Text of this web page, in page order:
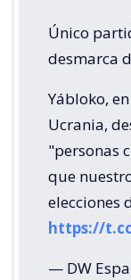
Único
desmarca
Yábloko,
Ucrania,
"personas
que
elecciones
https://
— DW